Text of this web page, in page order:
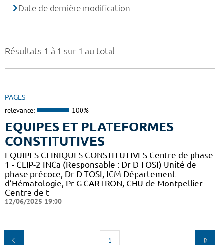
Résultats 1 à 1 sur 1 au total
PAGES
relevance: 100%
EQUIPES ET PLATEFORMES
CONSTITUTIVES
EQUIPES CLINIQUES CONSTITUTIVES Centre de phase
1 - CLIP-2 INCa (Responsable : Dr D TOSI) Unité de
phase précoce, Dr D TOSI, ICM Département
d’Hématologie, Pr G CARTRON, CHU de Montpellier
Centre de t
12/06/2025 19:00
1
Date de dernière modification